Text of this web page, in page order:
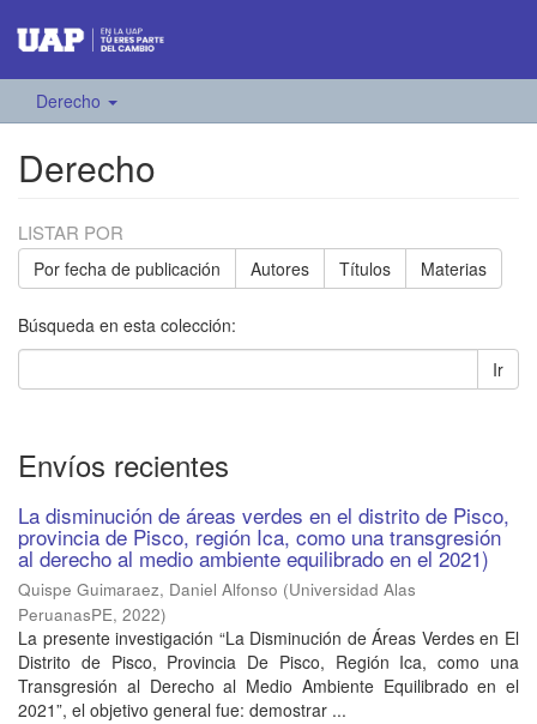
Derecho
Derecho
LISTAR POR
Por fecha de publicación Autores Títulos Materias
Búsqueda en esta colección:
Ir
Envíos recientes
La disminución de áreas verdes en el distrito de Pisco,
provincia de Pisco, región Ica, como una transgresión
al derecho al medio ambiente equilibrado en el 2021)
Quispe Guimaraez, Daniel Alfonso (Universidad Alas
PeruanasPE, 2022)
La presente investigación “La Disminución de Áreas Verdes en El
Distrito de Pisco, Provincia De Pisco, Región Ica, como una
Transgresión al Derecho al Medio Ambiente Equilibrado en el
2021”, el objetivo general fue: demostrar ...